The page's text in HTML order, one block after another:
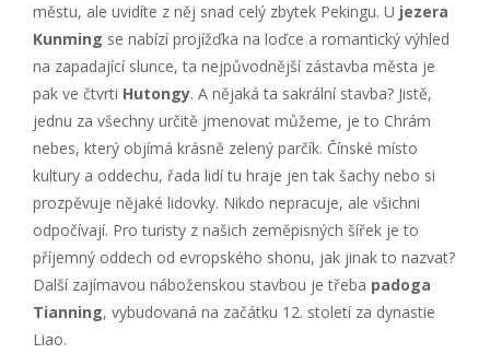
městu, ale uvidíte z něj snad celý zbytek Pekingu. U jezera
Kunming se nabízí projížďka na loďce a romantický výhled
na zapadající slunce, ta nejpůvodnější zástavba města je
pak ve čtvrti Hutongy. A nějaká ta sakrální stavba? Jistě,
jednu za všechny určitě jmenovat můžeme, je to Chrám
nebes, který objímá krásně zelený parčík. Čínské místo
kultury a oddechu, řada lidí tu hraje jen tak šachy nebo si
prozpěvuje nějaké lidovky. Nikdo nepracuje, ale všichni
odpočívají. Pro turisty z našich zeměpisných šířek je to
příjemný oddech od evropského shonu, jak jinak to nazvat?
Další zajímavou náboženskou stavbou je třeba padoga
Tianning, vybudovaná na začátku 12. století za dynastie
Liao.